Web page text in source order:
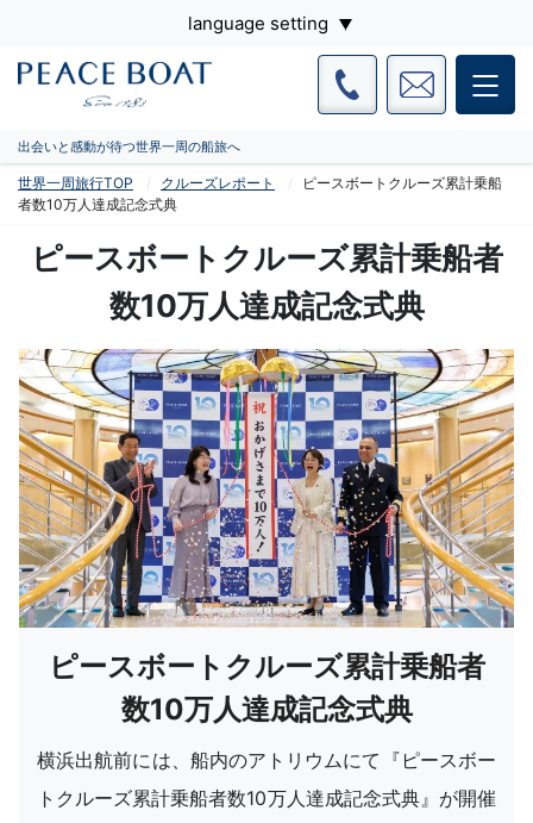
language setting
出会いと感動が待つ世界一周の船旅へ
世界一周旅行TOP クルーズレポート
ピースボートクルーズ累計乗船
者数10万人達成記念式典
ピースボートクルーズ累計乗船者
数10万人達成記念式典
ピースボートクルーズ累計乗船者
数10万人達成記念式典
横浜出航前には、船内のアトリウムにて『ピースボー
トクルーズ累計乗船者数10万人達成記念式典』が開催